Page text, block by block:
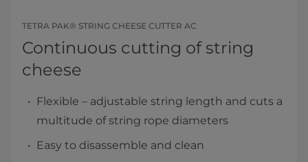
TETRA PAK® STRING CHEESE CUTTER AC
Continuous cutting of string
cheese
Flexible – adjustable string length and cuts a
multitude of string rope diameters
Easy to disassemble and clean